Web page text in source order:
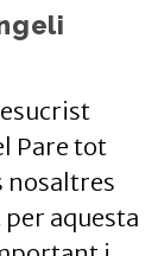
Pare tot
nosaltres
aquesta